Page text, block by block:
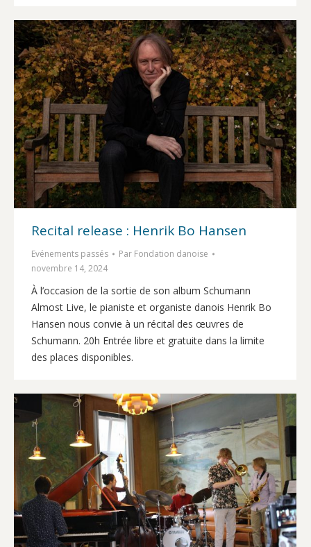
Recital release : Henrik Bo Hansen
Evénements passés Par Fondation danoise
novembre 14, 2024
À l’occasion de la sortie de son album Schumann
Almost Live, le pianiste et organiste danois Henrik Bo
Hansen nous convie à un récital des œuvres de
Schumann. 20h Entrée libre et gratuite dans la limite
des places disponibles.